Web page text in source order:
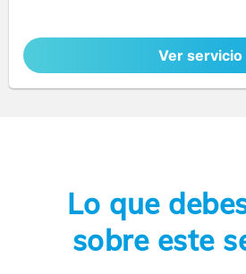
Ver servicio
Lo que
sobre este